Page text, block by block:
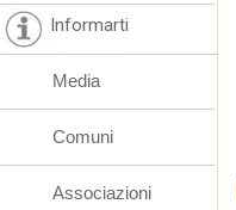
Informarti
Media
Comuni
Associazioni